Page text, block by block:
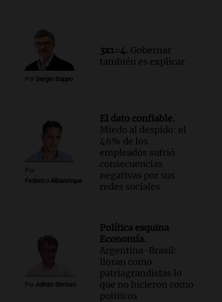
Por Sergio Suppo
3x1=4. Gobernar
también es explicar
Por
Federico Albarenque
El dato confiable.
Miedo al despido: el
46% de los
empleados sufrió
consecuencias
negativas por sus
redes sociales
Por Adrián Simioni
Política esquina
Economía.
Argentina-Brasil:
lloran como
patriagrandistas lo
que no hicieron como
politicos